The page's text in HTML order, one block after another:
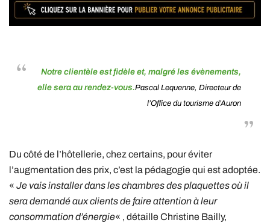
Notre clientèle est fidèle et, malgré les évènements,
elle sera au rendez-vous.Pascal Lequenne, Directeur de
l’Office du tourisme d’Auron
Du côté de l’hôtellerie, chez certains, pour éviter
l’augmentation des prix, c’est la pédagogie qui est adoptée.
« Je vais installer dans les chambres des plaquettes où il
sera demandé aux clients de faire attention à leur
consommation d’énergie« , détaille Christine Bailly,